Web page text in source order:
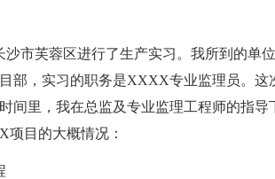
沙市芙蓉区进行了生产实习。我所到的单
部，实习的职务是XXXX专业监理员。这
间里，我在总监及专业监理工程师的指
目的大概情况：